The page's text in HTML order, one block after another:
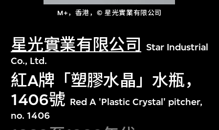
M+，香港，© 星光實業有限公司
星光實業有限公司
Star Industrial
Co., Ltd.
紅A牌「塑膠水晶」水瓶，
1406號 Red A 'Plastic Crystal' pitcher,
no. 1406